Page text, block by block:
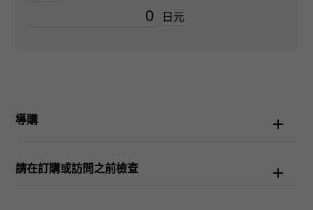
日期顯示
日元
導購
請在訂購或訪問之前檢查